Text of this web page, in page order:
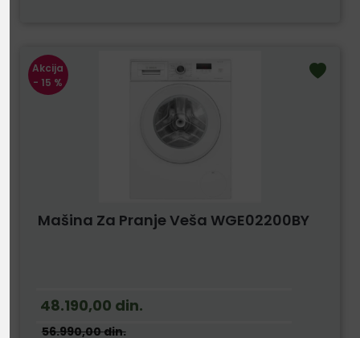
Akcija
- 15 %
Mašina Za Pranje Veša WGE02200BY
48.190,00 din.
56.990,00din.